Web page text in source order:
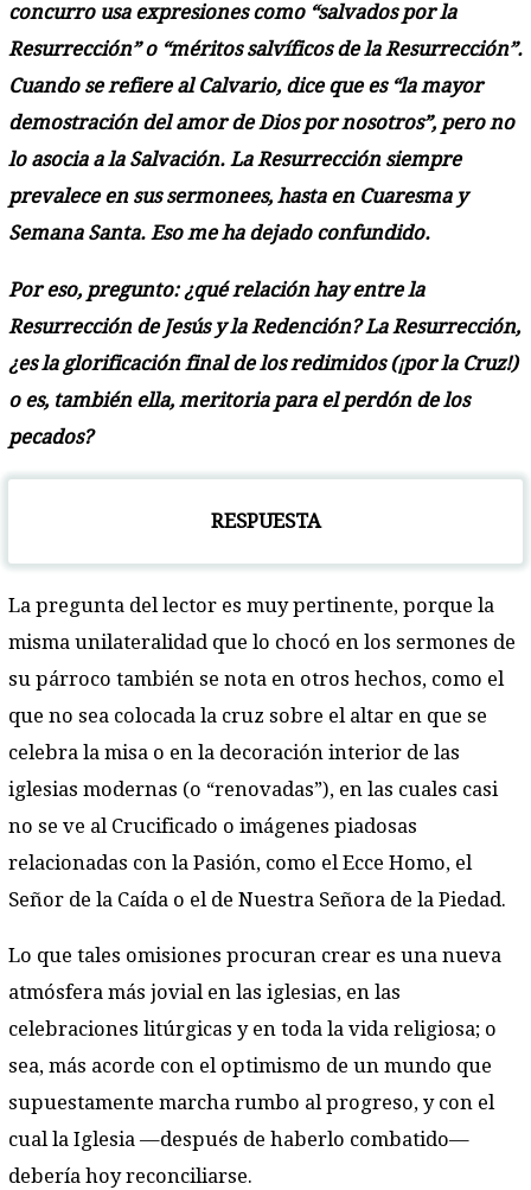
concurro usa expresiones como “salvados por la
Resurrección” o “méritos salvíficos de la Resurrección”.
Cuando se refiere al Calvario, dice que es “la mayor
demostración del amor de Dios por nosotros”, pero no
lo asocia a la Salvación. La Resurrección siempre
prevalece en sus sermonees, hasta en Cuaresma y
Semana Santa. Eso me ha dejado confundido.
Por eso, pregunto: ¿qué relación hay entre la
Resurrección de Jesús y la Redención? La Resurrección,
¿es la glorificación final de los redimidos (¡por la Cruz!)
o es, también ella, meritoria para el perdón de los
pecados?
RESPUESTA
La pregunta del lector es muy pertinente, porque la
misma unilateralidad que lo chocó en los sermones de
su párroco también se nota en otros hechos, como el
que no sea colocada la cruz sobre el altar en que se
celebra la misa o en la decoración interior de las
iglesias modernas (o “renovadas”), en las cuales casi
no se ve al Crucificado o imágenes piadosas
relacionadas con la Pasión, como el Ecce Homo, el
Señor de la Caída o el de Nuestra Señora de la Piedad.
Lo que tales omisiones procuran crear es una nueva
atmósfera más jovial en las iglesias, en las
celebraciones litúrgicas y en toda la vida religiosa; o
sea, más acorde con el optimismo de un mundo que
supuestamente marcha rumbo al progreso, y con el
cual la Iglesia —después de haberlo combatido—
debería hoy reconciliarse.